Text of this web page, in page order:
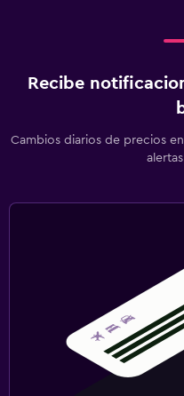
Recibe
Cambios diarios de precios